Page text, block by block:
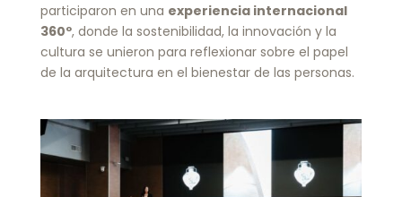
participaron en una experiencia internacional
360º, donde la sostenibilidad, la innovación y la
cultura se unieron para reflexionar sobre el papel
de la arquitectura en el bienestar de las personas.